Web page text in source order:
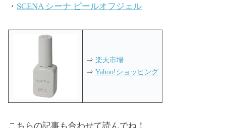
・ SCENA シーナ ピールオフジェル
⇒ 楽天市場
⇒ Yahoo!ショッピング
こちらの記事も合わせて読んでね！